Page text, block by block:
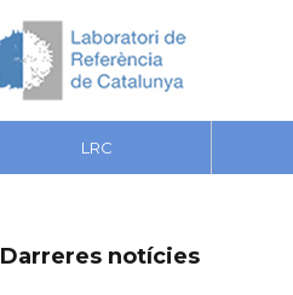
LRC
Darreres notícies